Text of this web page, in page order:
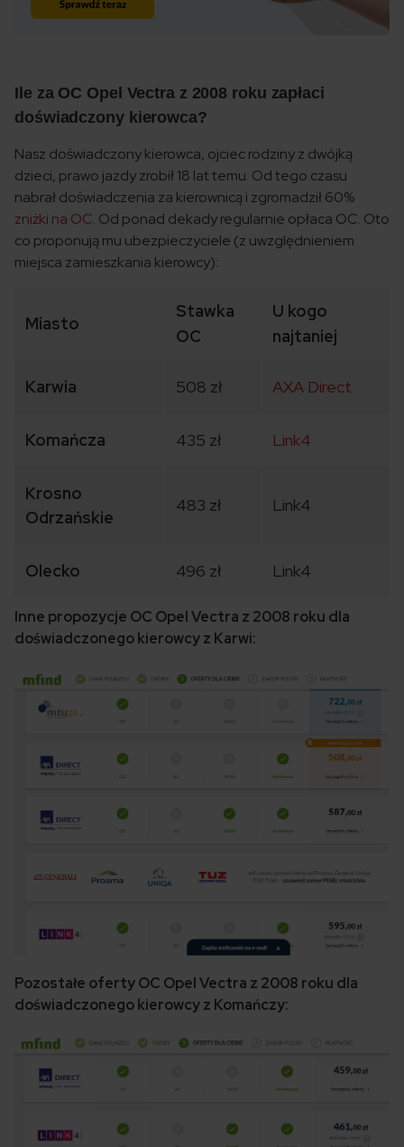
Ile za OC Opel Vectra z 2008 roku zapłaci
doświadczony kierowca?
Nasz doświadczony kierowca, ojciec rodziny z dwójką
dzieci, prawo jazdy zrobił 18 lat temu. Od tego czasu
nabrał doświadczenia za kierownicą i zgromadził 60%
zniżki na OC. Od ponad dekady regularnie opłaca OC. Oto
co proponują mu ubezpieczyciele (z uwzględnieniem
miejsca zamieszkania kierowcy):
Miasto
Stawka
OC
U kogo
najtaniej
Karwia 508 zł AXA Direct
Komańcza 435 zł Link4
Krosno
Odrzańskie
483 zł Link4
Olecko 496 zł Link4
Inne propozycje OC Opel Vectra z 2008 roku dla
doświadczonego kierowcy z Karwi:
Pozostałe oferty OC Opel Vectra z 2008 roku dla
doświadczonego kierowcy z Komańczy: